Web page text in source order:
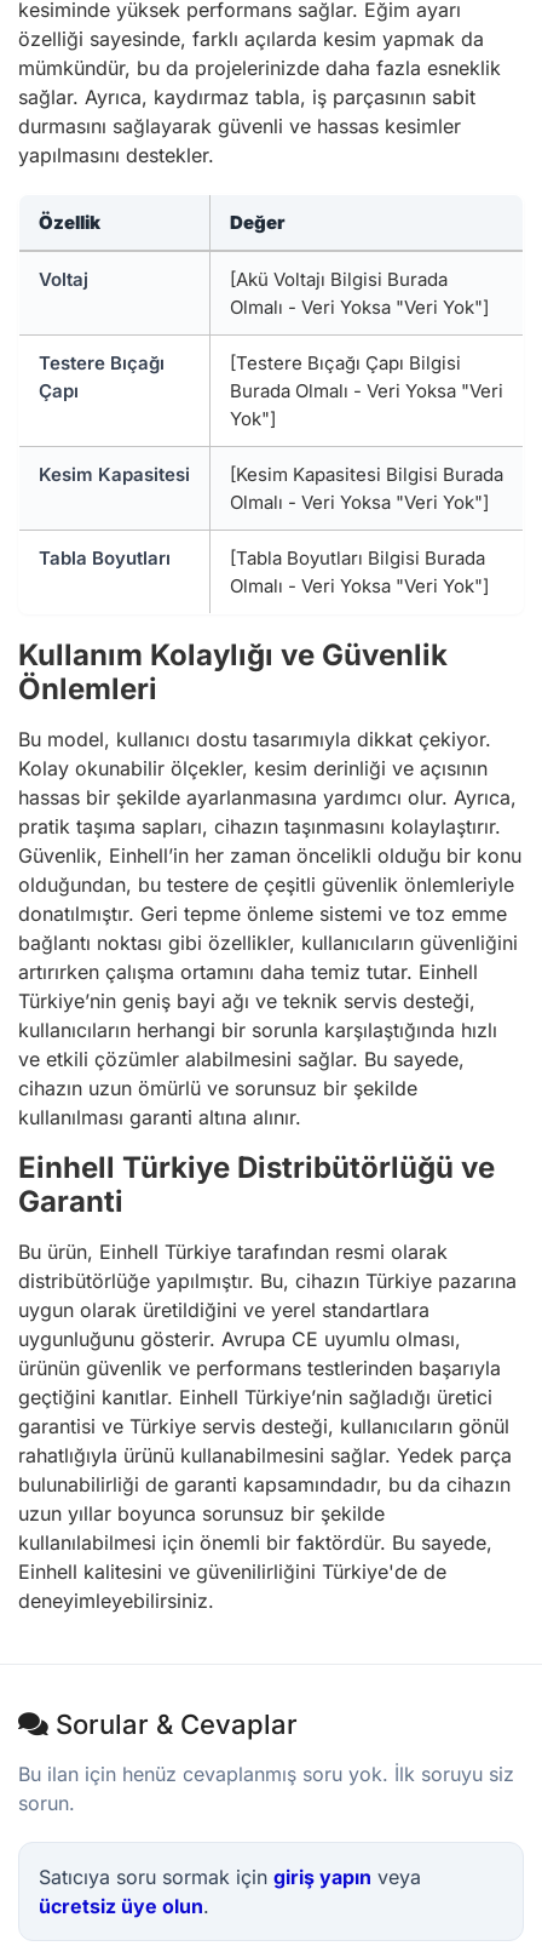
kesiminde yüksek performans sağlar. Eğim ayarı
özelliği sayesinde, farklı açılarda kesim yapmak da
mümkündür, bu da projelerinizde daha fazla esneklik
sağlar. Ayrıca, kaydırmaz tabla, iş parçasının sabit
durmasını sağlayarak güvenli ve hassas kesimler
yapılmasını destekler.
Özellik Değer
Voltaj
[Akü Voltajı Bilgisi Burada
Olmalı - Veri Yoksa "Veri Yok"]
Testere Bıçağı
Çapı
[Testere Bıçağı Çapı Bilgisi
Burada Olmalı - Veri Yoksa "Veri
Yok"]
Kesim Kapasitesi
[Kesim Kapasitesi Bilgisi Burada
Olmalı - Veri Yoksa "Veri Yok"]
Tabla Boyutları
[Tabla Boyutları Bilgisi Burada
Olmalı - Veri Yoksa "Veri Yok"]
Kullanım Kolaylığı ve Güvenlik
Önlemleri
Bu model, kullanıcı dostu tasarımıyla dikkat çekiyor.
Kolay okunabilir ölçekler, kesim derinliği ve açısının
hassas bir şekilde ayarlanmasına yardımcı olur. Ayrıca,
pratik taşıma sapları, cihazın taşınmasını kolaylaştırır.
Güvenlik, Einhell’in her zaman öncelikli olduğu bir konu
olduğundan, bu testere de çeşitli güvenlik önlemleriyle
donatılmıştır. Geri tepme önleme sistemi ve toz emme
bağlantı noktası gibi özellikler, kullanıcıların güvenliğini
artırırken çalışma ortamını daha temiz tutar. Einhell
Türkiye’nin geniş bayi ağı ve teknik servis desteği,
kullanıcıların herhangi bir sorunla karşılaştığında hızlı
ve etkili çözümler alabilmesini sağlar. Bu sayede,
cihazın uzun ömürlü ve sorunsuz bir şekilde
kullanılması garanti altına alınır.
Einhell Türkiye Distribütörlüğü ve
Garanti
Bu ürün, Einhell Türkiye tarafından resmi olarak
distribütörlüğe yapılmıştır. Bu, cihazın Türkiye pazarına
uygun olarak üretildiğini ve yerel standartlara
uygunluğunu gösterir. Avrupa CE uyumlu olması,
ürünün güvenlik ve performans testlerinden başarıyla
geçtiğini kanıtlar. Einhell Türkiye’nin sağladığı üretici
garantisi ve Türkiye servis desteği, kullanıcıların gönül
rahatlığıyla ürünü kullanabilmesini sağlar. Yedek parça
bulunabilirliği de garanti kapsamındadır, bu da cihazın
uzun yıllar boyunca sorunsuz bir şekilde
kullanılabilmesi için önemli bir faktördür. Bu sayede,
Einhell kalitesini ve güvenilirliğini Türkiye'de de
deneyimleyebilirsiniz.
Sorular & Cevaplar
Bu ilan için henüz cevaplanmış soru yok. İlk soruyu siz
sorun.
Satıcıya soru sormak için giriş yapın veya
ücretsiz üye olun.